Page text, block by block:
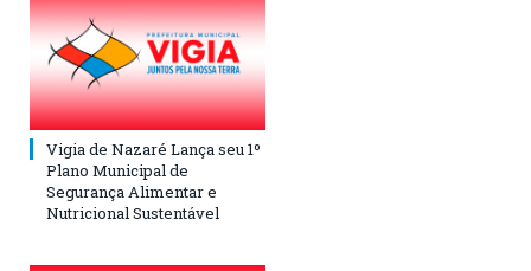
Vigia de Nazaré Lança seu 1º
Plano Municipal de
Segurança Alimentar e
Nutricional Sustentável